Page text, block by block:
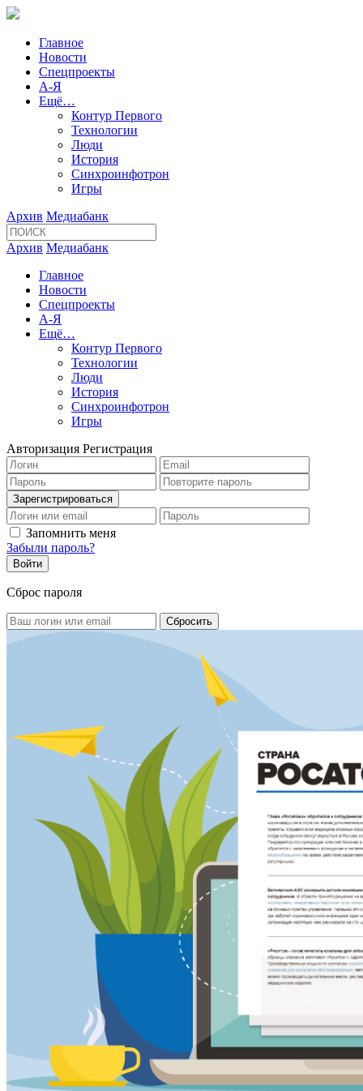
Главное
Новости
Спецпроекты
А-Я
Ещё…
Контур Первого
Технологии
Люди
История
Синхроинфотрон
Игры
Архив Медиабанк
Архив Медиабанк
Главное
Новости
Спецпроекты
А-Я
Ещё…
Контур Первого
Технологии
Люди
История
Синхроинфотрон
Игры
Авторизация Регистрация
Запомнить меня
Забыли пароль?
Сброс пароля